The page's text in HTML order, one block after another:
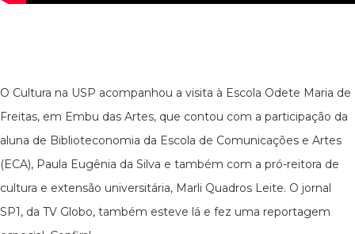
O Cultura na USP acompanhou a visita à Escola Odete Maria de
Freitas, em Embu das Artes, que contou com a participação da
aluna de Biblioteconomia da Escola de Comunicações e Artes
(ECA), Paula Eugênia da Silva e também com a pró-reitora de
cultura e extensão universitária, Marli Quadros Leite. O jornal
SP1, da TV Globo, também esteve lá e fez uma reportagem